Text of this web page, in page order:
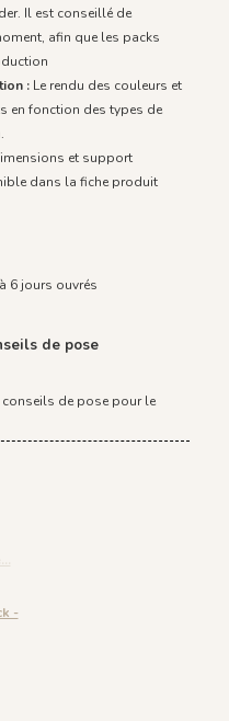
Il est conseillé de
afin que les packs
: Le rendu des couleurs et
en fonction des types de
et support
dans la fiche produit
6 jours ouvrés
de pose
conseils de pose pour le
-